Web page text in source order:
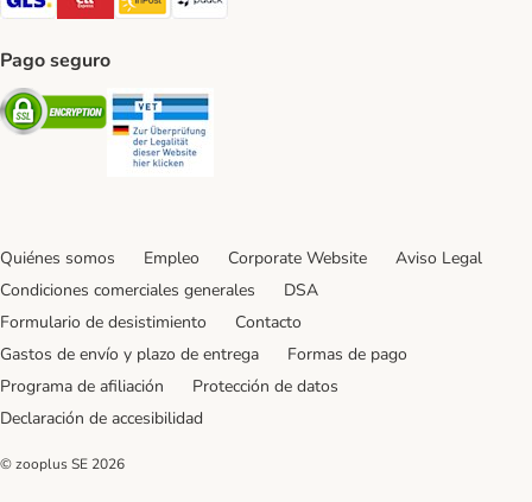
Pago seguro
Security
Quiénes somos Empleo Corporate Website
Aviso Legal
Condiciones comerciales generales
DSA
Formulario de desistimiento
Contacto
Gastos de envío y plazo de entrega
Formas de pago
Programa de afiliación
Protección de datos
Declaración de accesibilidad
© zooplus SE 2026